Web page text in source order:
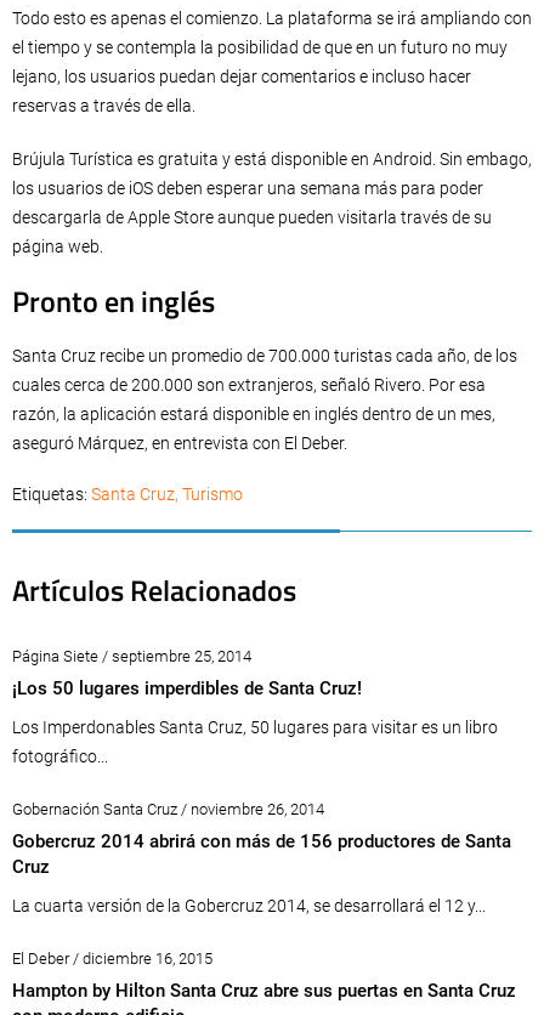
Todo esto es apenas el comienzo. La plataforma se irá ampliando con
el tiempo y se contempla la posibilidad de que en un futuro no muy
lejano, los usuarios puedan dejar comentarios e incluso hacer
reservas a través de ella.
Brújula Turística es gratuita y está disponible en Android. Sin embago,
los usuarios de iOS deben esperar una semana más para poder
descargarla de Apple Store aunque pueden visitarla través de su
página web.
Pronto en inglés
Santa Cruz recibe un promedio de 700.000 turistas cada año, de los
cuales cerca de 200.000 son extranjeros, señaló Rivero. Por esa
razón, la aplicación estará disponible en inglés dentro de un mes,
aseguró Márquez, en entrevista con El Deber.
Etiquetas: Santa Cruz, Turismo
Artículos Relacionados
Página Siete / septiembre 25, 2014
¡Los 50 lugares imperdibles de Santa Cruz!
Los Imperdonables Santa Cruz, 50 lugares para visitar es un libro
fotográfico...
Gobernación Santa Cruz / noviembre 26, 2014
Gobercruz 2014 abrirá con más de 156 productores de Santa
Cruz
La cuarta versión de la Gobercruz 2014, se desarrollará el 12 y...
El Deber / diciembre 16, 2015
Hampton by Hilton Santa Cruz abre sus puertas en Santa Cruz